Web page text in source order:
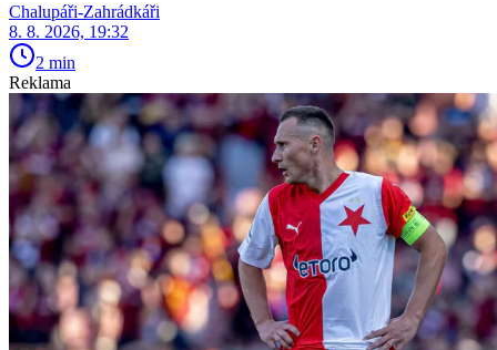
Chalupáři-Zahrádkáři
8. 8. 2026, 19:32
2 min
Reklama